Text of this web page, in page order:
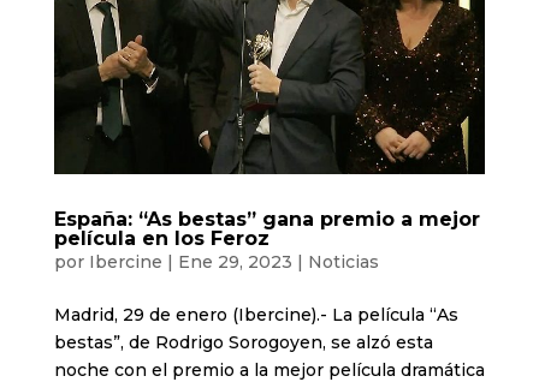
España: “As bestas” gana premio a mejor
película en los Feroz
por Ibercine | Ene 29, 2023 | Noticias
Madrid, 29 de enero (Ibercine).- La película “As
bestas”, de Rodrigo Sorogoyen, se alzó esta
noche con el premio a la mejor película dramática